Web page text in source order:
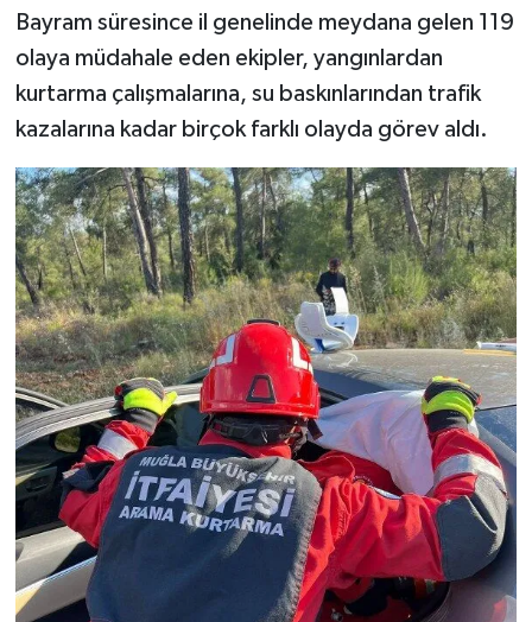
Bayram süresince il genelinde meydana gelen 119
olaya müdahale eden ekipler, yangınlardan
kurtarma çalışmalarına, su baskınlarından trafik
kazalarına kadar birçok farklı olayda görev aldı.